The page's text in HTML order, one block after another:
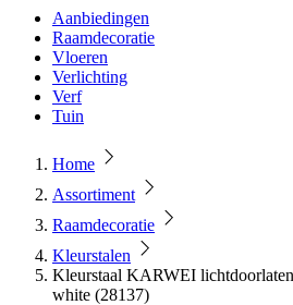
Aanbiedingen
Raamdecoratie
Vloeren
Verlichting
Verf
Tuin
Home
Assortiment
Raamdecoratie
Kleurstalen
Kleurstaal KARWEI
white (28137)